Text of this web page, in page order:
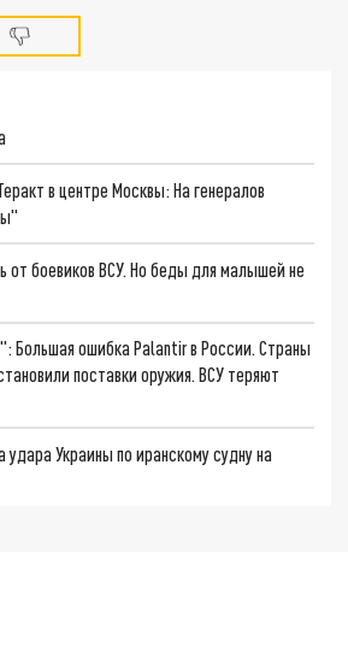
в центре Москвы: На генералов
от боевиков ВСУ. Но беды для малышей не
Большая ошибка Palantir в России. Страны
поставки оружия. ВСУ теряют
удара Украины по иранскому судну на